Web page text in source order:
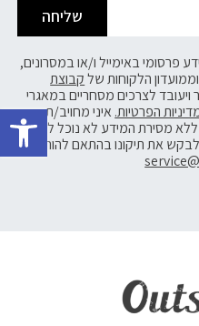
שליחה
פרסומי באימייל ו/או במסרונים,
הלקוחות שלקבוצת
לצרכים מסחריים במאגרי
הפרטיות. איני מחויב/ת
מסירת המידע לא נוכל לשלוח
ולבקש את תיקונו בהתאם להוראות